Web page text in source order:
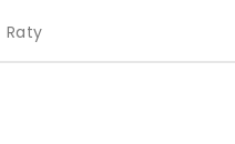
Raty